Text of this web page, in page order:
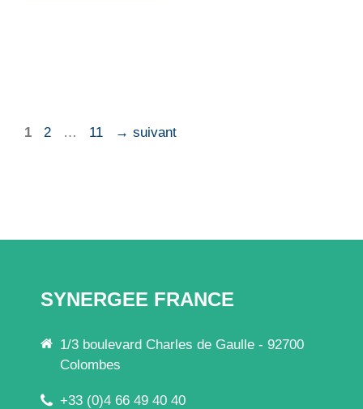
Page
1 Page
2 … Page
11 → suivant
SYNERGEE FRANCE
1/3 boulevard Charles de Gaulle - 92700
Colombes
+33 (0)4 66 49 40 40